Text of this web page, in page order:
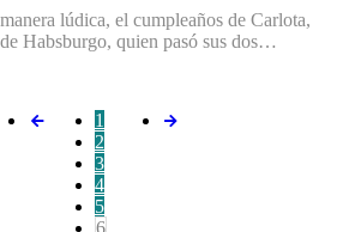
lúdica, el cumpleaños de Carlota,
Habsburgo, quien pasó sus dos…
1
2
3
4
5